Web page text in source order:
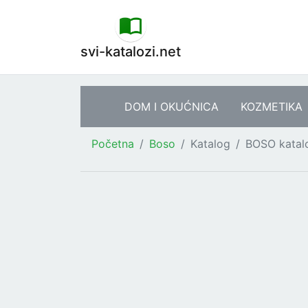
svi-katalozi.net
DOM I OKUĆNICA KOZMETIKA
Početna Boso Katalog BOSO